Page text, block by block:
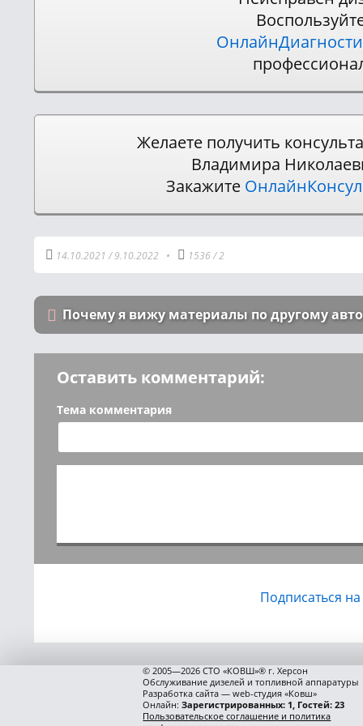
Желаете получить
Владимира
Закажите
14.10.2021 /9.10.2022 • 1536/2
Почему я вижу материалы по другому
Оставить комментарий:
Тема комментария
Подписаться
© 2005—2026 СТО «КОВШ»® г. Херсон
Обслуживание дизелей и топливной аппаратуры
Разработка сайта — web-студия «Ковш»
Онлайн:Зарегистрированных: 1, Гостей: 23
Пользовательское соглашение и политика